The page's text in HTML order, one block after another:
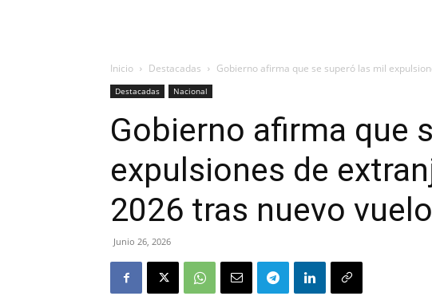
Inicio Destacadas Gobierno afirma que se superó las mil
Destacadas Nacional
Gobierno afirma que
expulsiones de
2026 tras nuevo
Junio 26, 2026